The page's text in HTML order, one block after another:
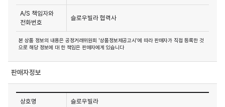
A/S 책임자와
전화번호
슬로우빌라 협력사
본 상품 정보의 내용은 공정거래위원회 '상품정보제공고시'에 따라 판매자가 직접 등록한 것
으로 해당 정보에 대 한 책임은 판매자에게 있습니다
판매자정보
상호명 슬로우빌라